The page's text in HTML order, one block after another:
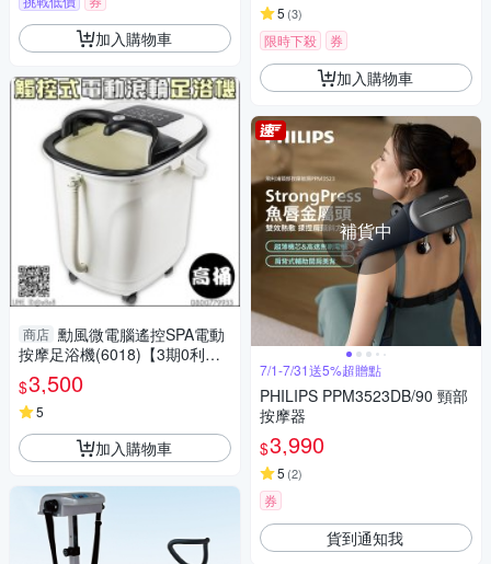
加入購物車
商店 勳風微電腦遙控SPA電動
按摩足浴機(6018)【3期0利
率】【本島免運】
$3,500
5
加入購物車
5 (3)
限時下殺 券
加入購物車
補貨中
7/1-7/31送5%超贈點
PHILIPS PPM3523DB/90 頸部
按摩器
$3,990
5 (2)
券
貨到通知我